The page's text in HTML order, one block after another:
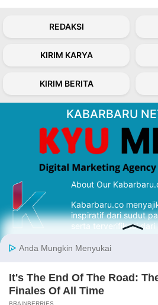
REDAKSI
KIRIM KARYA
KIRIM BERITA
KABARBARU
About Our
Kabarbaru.co
inspiratif dari sudut
serta terverifikasi